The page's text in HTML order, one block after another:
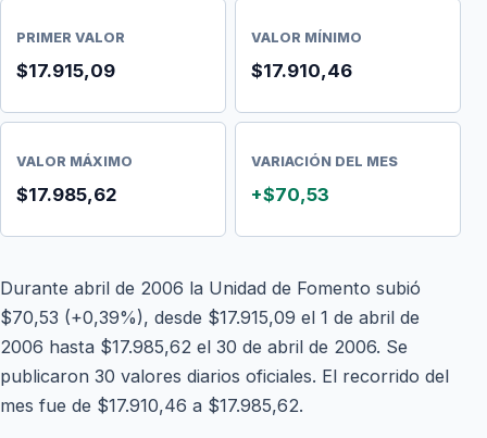
PRIMER VALOR
$17.915,09
VALOR MÍNIMO
$17.910,46
VALOR MÁXIMO
$17.985,62
VARIACIÓN DEL MES
+$70,53
Durante abril de 2006 la Unidad de Fomento subió
$70,53 (+0,39%), desde $17.915,09 el 1 de abril de
2006 hasta $17.985,62 el 30 de abril de 2006. Se
publicaron 30 valores diarios oficiales. El recorrido del
mes fue de $17.910,46 a $17.985,62.